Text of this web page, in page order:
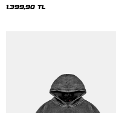
Hoodie
1.399,90 TL